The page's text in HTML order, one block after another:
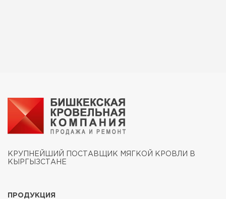
КРУПНЕЙШИЙ ПОСТАВЩИК МЯГКОЙ КРОВЛИ В
КЫРГЫЗСТАНЕ
ПРОДУКЦИЯ